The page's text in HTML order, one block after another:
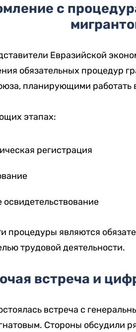
с
Евразийской
обязательных процедур
планирующими работать
этапах:
регистрация
процедуры являются
трудовой деятельности.
встреча и
встреча с
Стороны обсудили